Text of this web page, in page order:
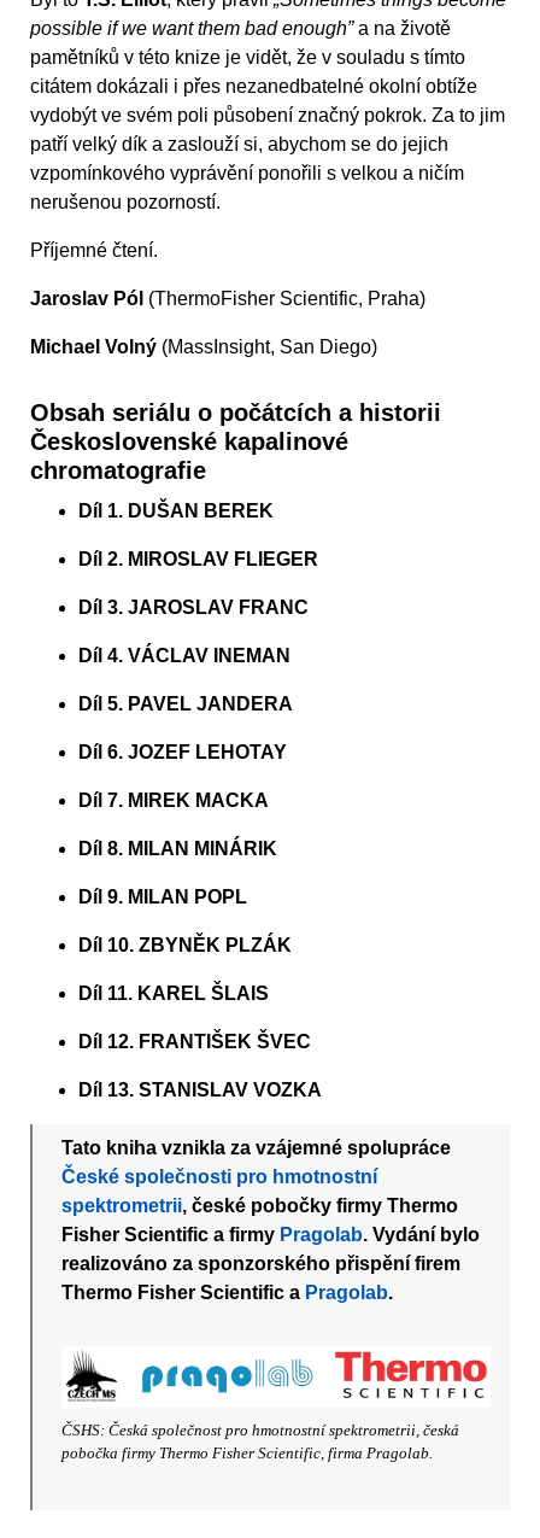
possible if we want them bad enough”a na životě
pamětníků v této knize je vidět, že v souladu s tímto
citátem dokázali i přes nezanedbatelné okolní obtíže
vydobýt ve svém poli působení značný pokrok. Za to jim
patří velký dík a zaslouží si, abychom se do jejich
vzpomínkového vyprávění ponořili s velkou a ničím
nerušenou pozorností.
Příjemné čtení.
Jaroslav Pól (ThermoFisher Scientific, Praha)
Michael Volný (MassInsight, San Diego)
Obsah seriálu o počátcích a historii
Československé kapalinové
chromatografie
Díl 1. DUŠAN BEREK
Díl 2. MIROSLAV FLIEGER
Díl 3. JAROSLAV FRANC
Díl 4. VÁCLAV INEMAN
Díl 5. PAVEL JANDERA
Díl 6. JOZEF LEHOTAY
Díl 7. MIREK MACKA
Díl 8. MILAN MINÁRIK
Díl 9. MILAN POPL
Díl 10. ZBYNĚK PLZÁK
Díl 11. KAREL ŠLAIS
Díl 12. FRANTIŠEK ŠVEC
Díl 13. STANISLAV VOZKA
Tato kniha vznikla za vzájemné spolupráce
České společnosti pro hmotnostní
spektrometrii, české pobočky firmy Thermo
Fisher Scientific a firmy Pragolab. Vydání bylo
realizováno za sponzorského přispění firem
Thermo Fisher Scientific a Pragolab.
ČSHS: Česká společnost pro hmotnostní spektrometrii, česká
pobočka firmy Thermo Fisher Scientific, firma Pragolab.